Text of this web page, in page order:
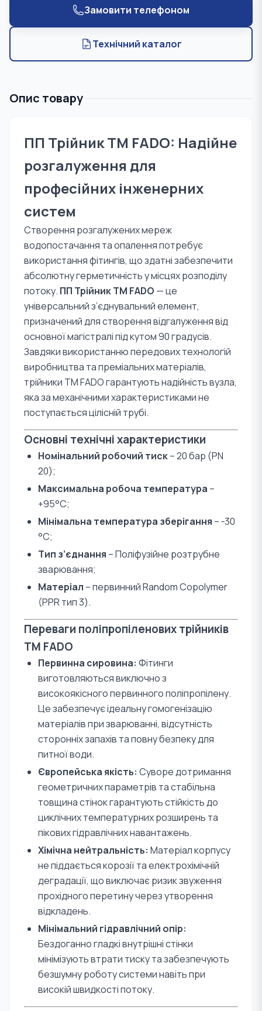
Замовити телефоном
Технічний каталог
Опис товару
ПП Трійник TM FADO: Надійне
розгалуження для
професійних інженерних
систем
Створення розгалужених мереж
водопостачання та опалення потребує
використання фітингів, що здатні забезпечити
абсолютну герметичність у місцях розподілу
потоку. ПП Трійник TM FADO — це
універсальний з’єднувальний елемент,
призначений для створення відгалуження від
основної магістралі під кутом 90 градусів.
Завдяки використанню передових технологій
виробництва та преміальних матеріалів,
трійники TM FADO гарантують надійність вузла,
яка за механічними характеристиками не
поступається цілісній трубі.
Основні технічні характеристики
Номінальний робочий тиск– 20 бар (PN
20);
Максимальна робоча температура –
+95°С;
Мінімальна температура зберігання – -30
°С;
Тип з’єднання – Поліфузійне розтрубне
зварювання;
Матеріал – первинний Random Copolymer
(PPR тип 3).
Переваги поліпропіленових трійників
TM FADO
Первинна сировина: Фітинги
виготовляються виключно з
високоякісного первинного поліпропілену.
Це забезпечує ідеальну гомогенізацію
матеріалів при зварюванні, відсутність
сторонніх запахів та повну безпеку для
питної води.
Європейська якість: Суворе дотримання
геометричних параметрів та стабільна
товщина стінок гарантують стійкість до
циклічних температурних розширень та
пікових гідравлічних навантажень.
Хімічна нейтральність: Матеріал корпусу
не піддається корозії та електрохімічній
деградації, що виключає ризик звуження
прохідного перетину через утворення
відкладень.
Мінімальний гідравлічний опір:
Бездоганно гладкі внутрішні стінки
мінімізують втрати тиску та забезпечують
безшумну роботу системи навіть при
високій швидкості потоку.